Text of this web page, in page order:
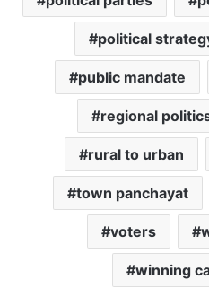
political
public mandate
regional
rural to urban
town panchayat
voters
winning